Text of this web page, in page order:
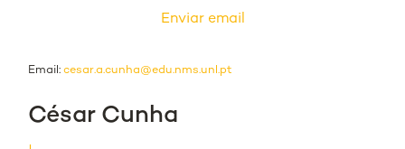
Enviar email
Email: cesar.a.cunha@edu.nms.unl.pt
César Cunha